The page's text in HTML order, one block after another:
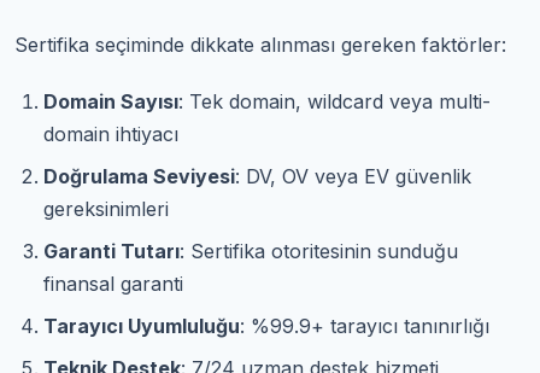
Sertifika seçiminde dikkate alınması gereken faktörler:
Domain Sayısı: Tek domain, wildcard veya multi-
domain ihtiyacı
Doğrulama Seviyesi: DV, OV veya EV güvenlik
gereksinimleri
Garanti Tutarı: Sertifika otoritesinin sunduğu
finansal garanti
Tarayıcı Uyumluluğu: %99.9+ tarayıcı tanınırlığı
Teknik Destek: 7/24 uzman destek hizmeti